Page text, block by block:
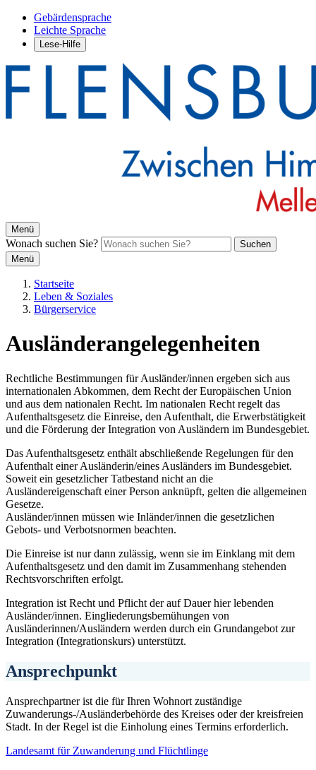
Gebärdensprache
Leichte Sprache
Lese-Hilfe
Menü
Wonach suchen Sie?
Suchen
Menü
Startseite
Leben & Soziales
Bürgerservice
Ausländerangelegenheiten
Rechtliche Bestimmungen für Ausländer/innen ergeben sich aus
internationalen Abkommen, dem Recht der Europäischen Union
und aus dem nationalen Recht. Im nationalen Recht regelt das
Aufenthaltsgesetz die Einreise, den Aufenthalt, die Erwerbstätigkeit
und die Förderung der Integration von Ausländern im Bundesgebiet.
Das Aufenthaltsgesetz enthält abschließende Regelungen für den
Aufenthalt einer Ausländerin/eines Ausländers im Bundesgebiet.
Soweit ein gesetzlicher Tatbestand nicht an die
Ausländereigenschaft einer Person anknüpft, gelten die allgemeinen
Gesetze.
Ausländer/innen müssen wie Inländer/innen die gesetzlichen
Gebots- und Verbotsnormen beachten.
Die Einreise ist nur dann zulässig, wenn sie im Einklang mit dem
Aufenthaltsgesetz und den damit im Zusammenhang stehenden
Rechtsvorschriften erfolgt.
Integration ist Recht und Pflicht der auf Dauer hier lebenden
Ausländer/innen. Eingliederungsbemühungen von
Ausländerinnen/Ausländern werden durch ein Grundangebot zur
Integration (Integrationskurs) unterstützt.
Ansprechpunkt
Ansprechpartner ist die für Ihren Wohnort zuständige
Zuwanderungs-/Ausländerbehörde des Kreises oder der kreisfreien
Stadt. In der Regel ist die Einholung eines Termins erforderlich.
Landesamt für Zuwanderung und Flüchtlinge